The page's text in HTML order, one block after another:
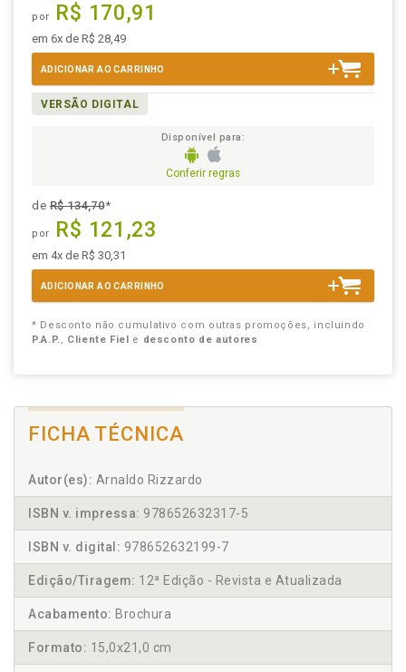
por R$ 170,91
em 6x de R$ 28,49
ADICIONAR AO CARRINHO
VERSÃO DIGITAL
Disponível para:
Conferir regras
deR$ 134,70*
por R$ 121,23
em 4x de R$ 30,31
ADICIONAR AO CARRINHO
* Desconto não cumulativo com outras promoções, incluindo
P.A.P., Cliente Fiel e desconto de autores
FICHA TÉCNICA
Autor(es): Arnaldo Rizzardo
ISBN v. impressa: 978652632317-5
ISBN v. digital: 978652632199-7
Edição/Tiragem: 12ª Edição - Revista e Atualizada
Acabamento: Brochura
Formato: 15,0x21,0 cm